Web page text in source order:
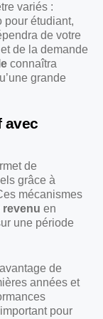
variés :
pour étudiant,
de votre
de la demande
connaîtra
grande
avec
de
grâce à
mécanismes
revenu en
une période
de
années et
pour